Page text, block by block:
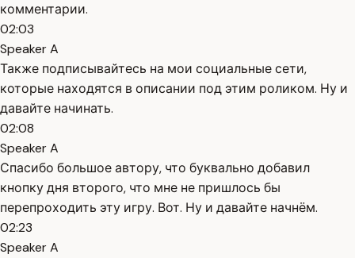
комментарии.
02:03
Speaker A
Также подписывайтесь на мои социальные сети,
которые находятся в описании под этим роликом. Ну и
давайте начинать.
02:08
Speaker A
Спасибо большое автору, что буквально добавил
кнопку дня второго, что мне не пришлось бы
перепроходить эту игру. Вот. Ну и давайте начнём.
02:23
Speaker A